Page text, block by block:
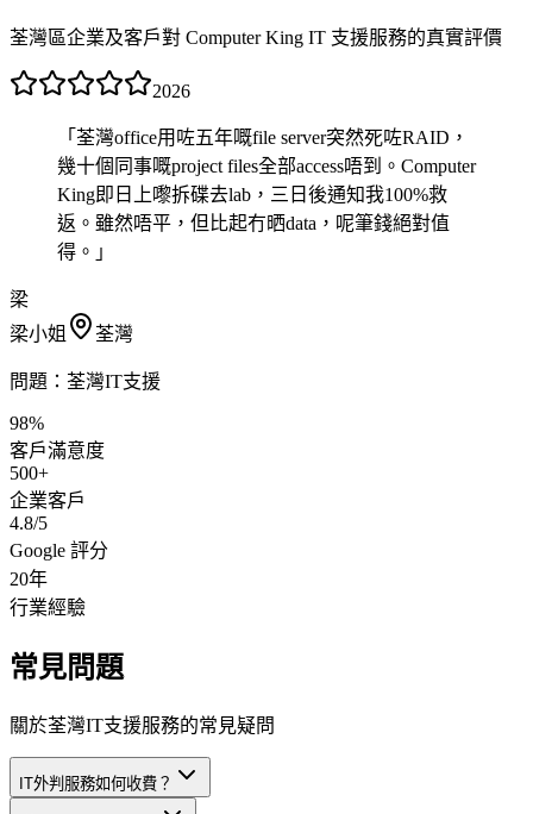
荃灣區企業及客戶對 Computer King IT 支援服務的真實評價
2026
「 荃灣office用咗五年嘅file server突然死咗RAID，
幾十個同事嘅project files全部access唔到。Computer
King即日上嚟拆碟去lab，三日後通知我100%救
返。雖然唔平，但比起冇晒data，呢筆錢絕對值
得。 」
梁
梁小姐
荃灣
問題： 荃灣IT支援
98%
客戶滿意度
500+
企業客戶
4.8/5
Google 評分
20年
行業經驗
常見問題
關於荃灣IT支援服務的常見疑問
IT外判服務如何收費？